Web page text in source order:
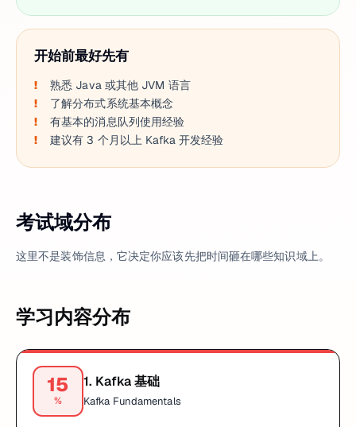
开始前最好先有
熟悉 Java 或其他 JVM 语言
了解分布式系统基本概念
有基本的消息队列使用经验
建议有 3 个月以上 Kafka 开发经验
考试域分布
这里不是装饰信息，它决定你应该先把时间砸在哪些知识域上。
学习内容分布
15
%
1. Kafka 基础
Kafka Fundamentals